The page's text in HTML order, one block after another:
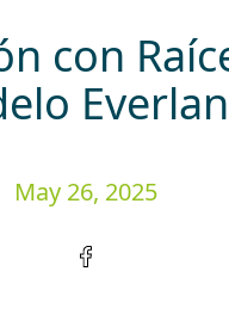
con
May 26, 2025